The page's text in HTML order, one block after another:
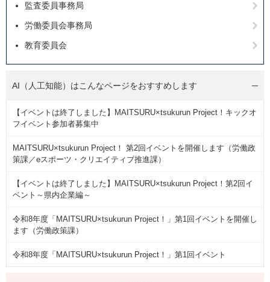
監査委員事務局
労働委員会事務局
教育委員会
AI（人工知能）はこんなページをおすすめします
【イベントは終了しました】MAITSURU×tsukurun Project！キックオ
フイベント参加者募集中
MAITSURU×tsukurun Project！ 第2回イベントを開催します（労働政
策課／eスポーツ・クリエイティブ推進課）
【イベントは終了しました】MAITSURU×tsukurun Project！第2回イ
ベント～県内企業編～
令和8年度「MAITSURU×tsukurun Project！」第1回イベントを開催し
ます（労働政策課）
令和8年度「MAITSURU×tsukurun Project！」第1回イベント